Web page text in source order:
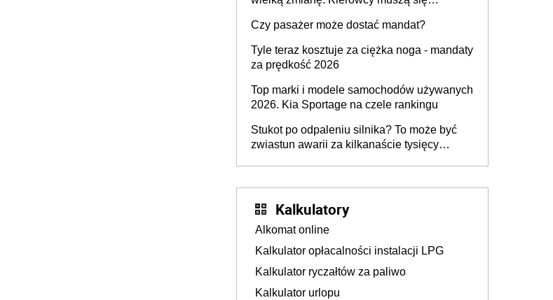
Czy pasażer może dostać mandat?
Tyle teraz kosztuje za ciężka noga - mandaty
za prędkość 2026
Top marki i modele samochodów używanych
2026. Kia Sportage na czele rankingu
Stukot po odpaleniu silnika? To może być
zwiastun awarii za kilkanaście tysięcy
Kalkulatory
Alkomat online
Kalkulator opłacalności instalacji LPG
Kalkulator ryczałtów za paliwo
Kalkulator urlopu